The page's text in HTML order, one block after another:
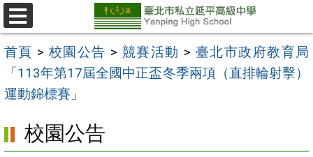
跳
至
主
要
內
選
單
首頁 > 校園公告 > 競賽活動 > 臺北市政府教育局
「113年第17屆全國中正盃冬季兩項（直排輪射擊）
運動錦標賽」
校園公告